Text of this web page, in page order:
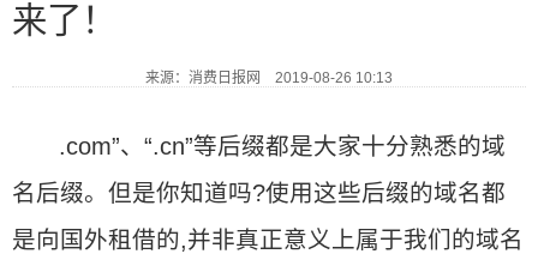
来了！
来源：消费日报网 2019-08-26 10:13
.com”、“.cn”等后缀都是大家十分熟悉的域
名后缀。但是你知道吗?使用这些后缀的域名都
是向国外租借的,并非真正意义上属于我们的域名